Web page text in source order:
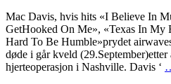
Mac Davis, hvis hits «I Believe In
GetHooked On Me», «Texas In My
Hard To Be Humble»prydet
døde i går kveld (29.September)etter
hjerteoperasjon i Nashville. Davis ‘